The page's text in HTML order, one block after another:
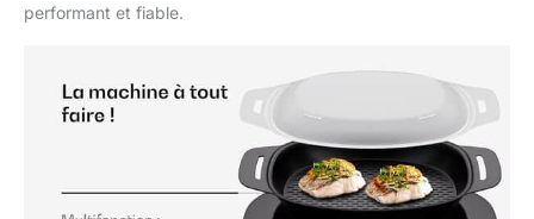
performant et fiable.